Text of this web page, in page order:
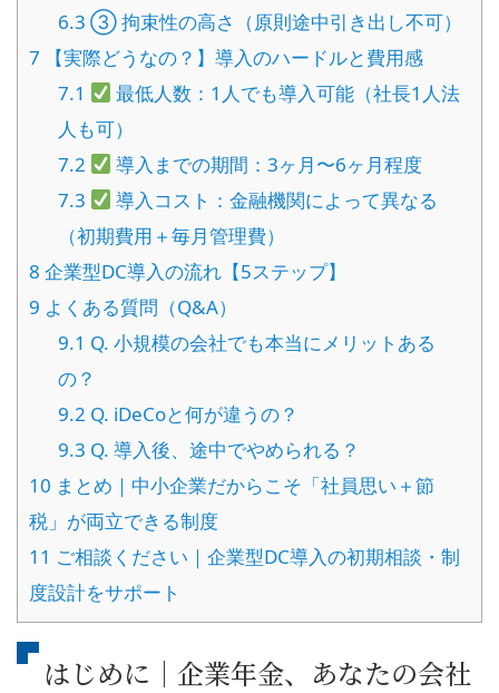
6.3 ③ 拘束性の高さ（原則途中引き出し不可）
7 【実際どうなの？】導入のハードルと費用感
7.1
最低人数：1人でも導入可能（社長1人法
人も可）
7.2
導入までの期間：3ヶ月〜6ヶ月程度
7.3
導入コスト：金融機関によって異なる
（初期費用＋毎月管理費）
8 企業型DC導入の流れ【5ステップ】
9 よくある質問（Q&A）
9.1 Q. 小規模の会社でも本当にメリットある
の？
9.2 Q. iDeCoと何が違うの？
9.3 Q. 導入後、途中でやめられる？
10 まとめ｜中小企業だからこそ「社員思い＋節
税」が両立できる制度
11 ご相談ください｜企業型DC導入の初期相談・制
度設計をサポート
はじめに｜企業年金、あなたの会社